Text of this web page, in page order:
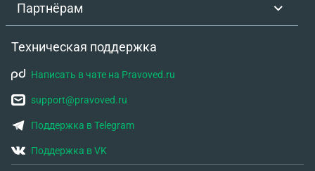
Партнёрам
Техническая поддержка
Написать в чате на Pravoved.ru
support@pravoved.ru
Поддержка в Telegram
Поддержка в VK